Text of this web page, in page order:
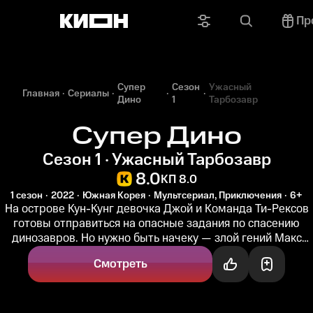
Главная Сериалы Супер
Дино
Сезон
1
Ужасный
Тарбозавр
Супер Дино
Сезон 1 · Ужасный Тарбозавр
8.0КП 8.0
1 сезон 2022 Южная Корея Мультсериал, Приключения 6+
На острове Кун-Кунг девочка Джой и Команда Ти-Рексов
готовы отправиться на опасные задания по спасению
динозавров. Но нужно быть начеку — злой гений Макс
собирается отловить...
Смотреть